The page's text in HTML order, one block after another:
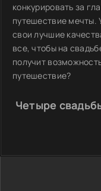
конкурировать за
путешествие мечты.
свои лучшие
все, чтобы на
получит
путешествие?
Четыре